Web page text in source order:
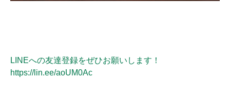
LINEへの友達登録をぜひお願いします！
https://lin.ee/aoUM0Ac